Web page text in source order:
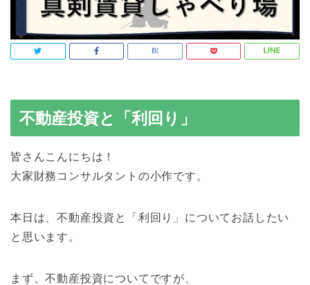
不動産投資と「利回り」
皆さんこんにちは！
大家財務コンサルタントの小作です。
本日は、不動産投資と「利回り」についてお話したい
と思います。
まず、不動産投資についてですが、